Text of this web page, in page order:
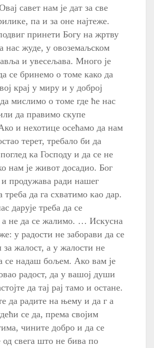
савет нам је дат за све
па и за оне најтеже.
принети Богу на жртву
нас жуде, у овоземаљском
и увесељава. Много је
се бринемо о томе како да
крај у миру и у доброј
мислимо о томе где ће нас
да правимо скупе
и нехотице осећамо да нам
терет, требало би да
ка Господу и да се не
нам је живот досадио. Бог
и продужава ради нашег
треба да га схватимо као дар.
дарује треба да се
а не да се жалимо. … Искусна
у радости не заборави да се
жалост, а у жалости не
се надаш бољем. Ако вам је
радост, да у вашој души
да тај рај тамо и остане.
да радите на њему и да г а
се да, према својим
чините добро и да се
од свега што не бива по